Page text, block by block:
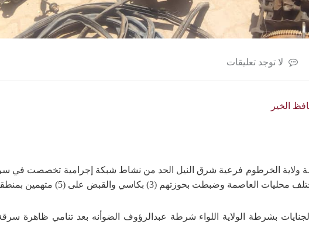
لا توجد تعليقات
الخير
الخرطوم فرعية شرق النيل الحد من نشاط شبكة إجرامية تخصصت في
وضبطت بحوزتهم (3) بكاسي والقبض على (5) متهمين بمنطقة الشقلة.
بشرطة الولاية اللواء شرطة عبدالرؤوف الضوأنه بعد تنامي ظاهرة